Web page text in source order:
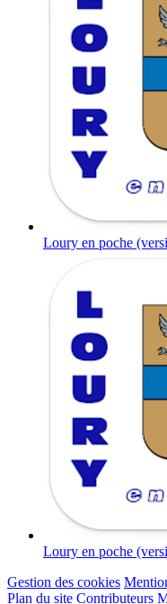
Loury en poche
Loury en poche
Gestion des cookies
Plan du site Contributeurs